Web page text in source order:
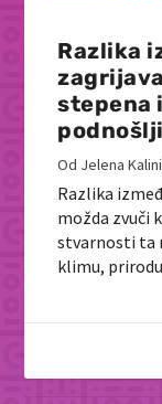
Razlika
stepena
Od Jelena
Razlika
možda zvuči
stvarnosti ta
klimu,